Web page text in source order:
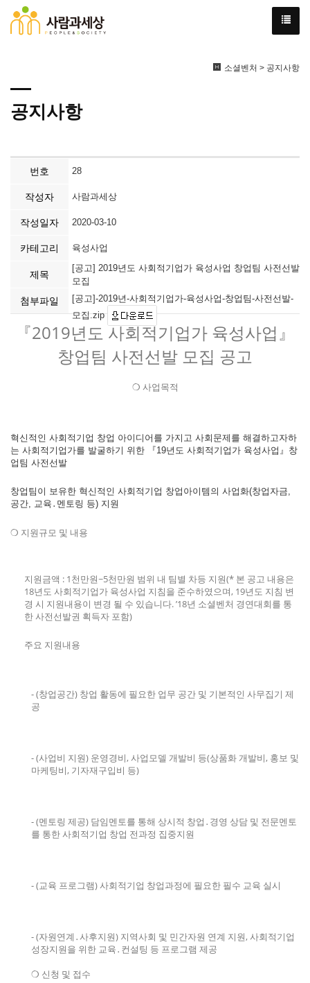
소셜벤처 > 공지사항
공지사항
번호 28
작성자 사람과세상
작성일자 2020-03-10
카테고리 육성사업
제목
[공고] 2019년도 사회적기업가 육성사업 창업팀 사전선발
모집
첨부파일
[공고]-2019년-사회적기업가-육성사업-창업팀-사전선발-
모집.zip
『2019년도 사회적기업가 육성사업』
창업팀 사전선발 모집 공고
❍ 사업목적
혁신적인 사회적기업 창업 아이디어를 가지고 사회문제를 해결하고자하
는 사회적기업가를 발굴하기 위한 『19년도 사회적기업가 육성사업』창
업팀 사전선발
창업팀이 보유한 혁신적인 사회적기업 창업아이템의 사업화(창업자금,
공간, 교육․멘토링 등) 지원
❍ 지원규모 및 내용
지원금액 : 1천만원~5천만원 범위 내 팀별 차등 지원(* 본 공고 내용은
18년도 사회적기업가 육성사업 지침을 준수하였으며, 19년도 지침 변
경 시 지원내용이 변경 될 수 있습니다. ’18년 소셜벤처 경연대회를 통
한 사전선발권 획득자 포함)
주요 지원내용
- (창업공간) 창업 활동에 필요한 업무 공간 및 기본적인 사무집기 제
공
- (사업비 지원) 운영경비, 사업모델 개발비 등(상품화 개발비, 홍보 및
마케팅비, 기자재구입비 등)
- (멘토링 제공) 담임멘토를 통해 상시적 창업․경영 상담 및 전문멘토
를 통한 사회적기업 창업 전과정 집중지원
- (교육 프로그램) 사회적기업 창업과정에 필요한 필수 교육 실시
- (자원연계․사후지원) 지역사회 및 민간자원 연계 지원, 사회적기업
성장지원을 위한 교육․컨설팅 등 프로그램 제공
❍ 신청 및 접수